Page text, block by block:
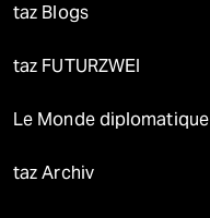
taz Blogs
taz FUTURZWEI
Le Monde diplomatique
taz Archiv